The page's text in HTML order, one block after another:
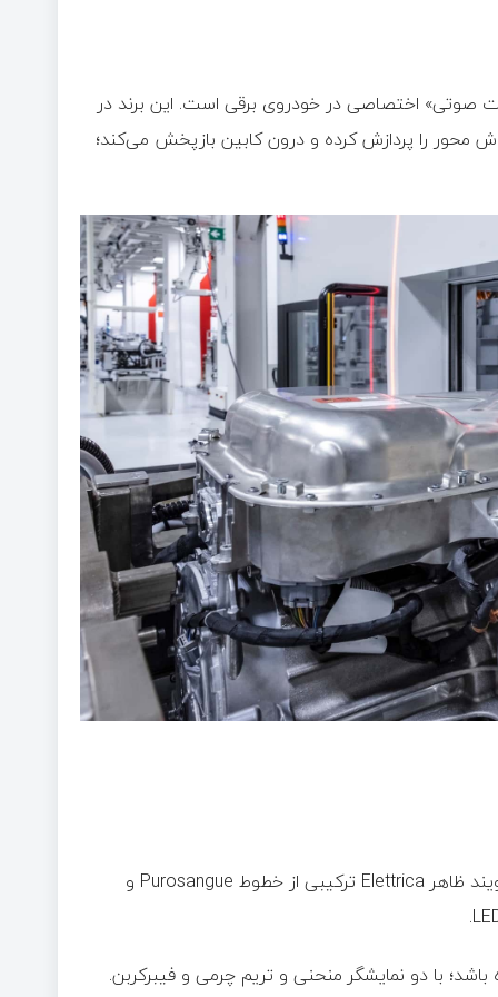
صوتی» اختصاصی در خودروی برقی است. این برند در
را پردازش کرده و درون کابین بازپخش می‌کند؛
هرچند هیچ تصویر رسمی منتشر نشده، منابع نزدیک به پروژه می‌گویند ظاهر Elettrica ترکیبی از خطوط Purosangue و
باشد؛ با دو نمایشگر منحنی و تریم چرمی و فیبرکربن.